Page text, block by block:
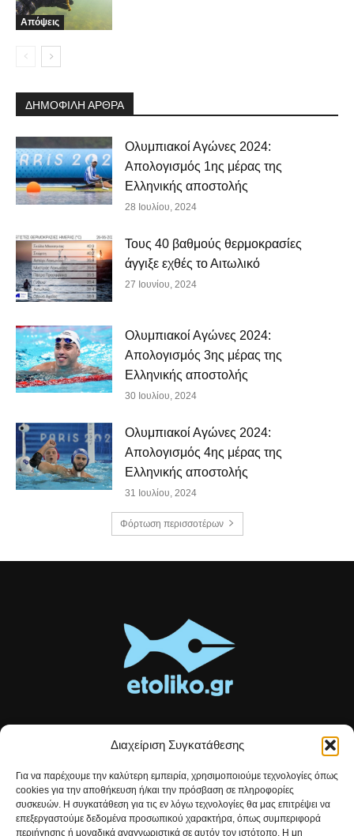
Διαχείριση Συγκατάθεσης
Για να παρέχουμε την καλύτερη εμπειρία, χρησιμοποιούμε τεχνολογίες όπως
cookies για την αποθήκευση ή/και την πρόσβαση σε πληροφορίες
συσκευών. Η συγκατάθεση για τις εν λόγω τεχνολογίες θα μας επιτρέψει να
επεξεργαστούμε δεδομένα προσωπικού χαρακτήρα, όπως συμπεριφορά
περιήγησης ή μοναδικά αναγνωριστικά σε αυτόν τον ιστότοπο. Η μη
Απόψεις
ΔΗΜΟΦΙΛΗ ΑΡΘΡΑ
Ολυμπιακοί Αγώνες 2024:
Απολογισμός 1ης μέρας της
Ελληνικής αποστολής
28 Ιουλίου, 2024
Τους 40 βαθμούς θερμοκρασίες
άγγιξε εχθές το Αιτωλικό
27 Ιουνίου, 2024
Ολυμπιακοί Αγώνες 2024:
Απολογισμός 3ης μέρας της
Ελληνικής αποστολής
30 Ιουλίου, 2024
Ολυμπιακοί Αγώνες 2024:
Απολογισμός 4ης μέρας της
Ελληνικής αποστολής
31 Ιουλίου, 2024
Φόρτωση περισσοτέρων
Τοπικές ειδήσεις, αναλύσεις και ιστορίες από το Αιτωλικό
Αρθρογραφία που συνδέει, εμπνέει και ενημερώνει.
Επικοινωνήστε μαζί μας:etolikogr@gmail.com